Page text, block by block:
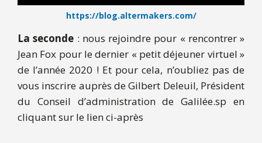
https://blog.altermakers.com/
La seconde : nous rejoindre pour « rencontrer »
Jean Fox pour le dernier « petit déjeuner virtuel »
de l’année 2020 ! Et pour cela, n’oubliez pas de
vous inscrire auprès de Gilbert Deleuil, Président
du Conseil d’administration de Galilée.sp en
cliquant sur le lien ci-après